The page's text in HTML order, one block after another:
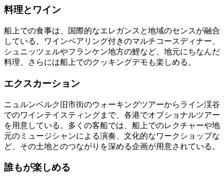
料理とワイン
船上での食事は、国際的なエレガンスと地域のセンスが融合
している。ワインペアリング付きのマルチコースディナー、
シュニッツェルやフランケン地方の鯉など、地元にちなんだ
料理、さらには船上でのクッキングデモも楽しめる。
エクスカーション
ニュルンベルク旧市街のウォーキングツアーからライン渓谷
でのワインテイスティングまで、各港でオプショナルツアー
を用意している。多くの客船では、船上でのレクチャーや地
元のミュージシャンによる演奏、文化的なワークショップな
ど、その土地とのつながりを深める企画が用意されている。
誰もが楽しめる